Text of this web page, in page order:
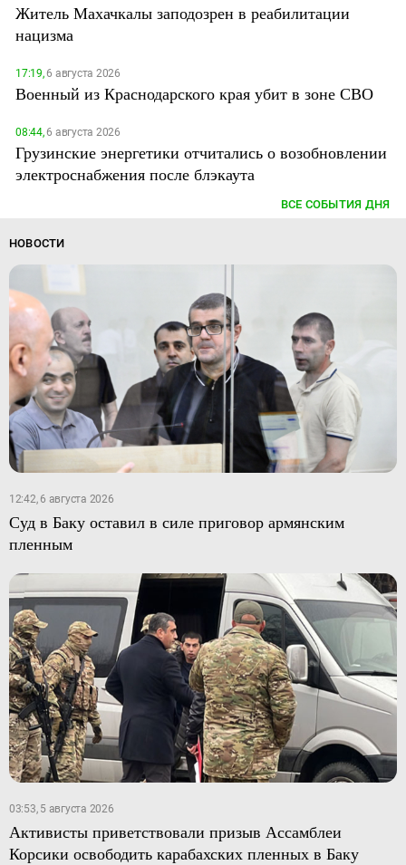
Житель Махачкалы заподозрен в реабилитации
нацизма
17:19,6 августа 2026
Военный из Краснодарского края убит в зоне СВО
08:44,6 августа 2026
Грузинские энергетики отчитались о возобновлении
электроснабжения после блэкаута
ВСЕ СОБЫТИЯ ДНЯ
НОВОСТИ
12:42, 6 августа 2026
Суд в Баку оставил в силе приговор армянским
пленным
03:53, 5 августа 2026
Активисты приветствовали призыв Ассамблеи
Корсики освободить карабахских пленных в Баку